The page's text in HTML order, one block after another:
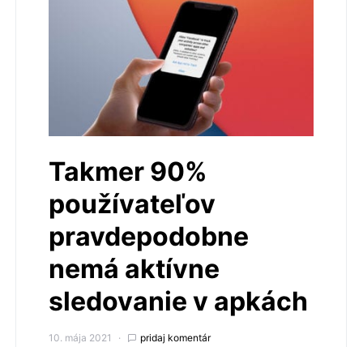
Takmer 90%
používateľov
pravdepodobne
nemá aktívne
sledovanie v apkách
10. mája 2021 pridaj komentár